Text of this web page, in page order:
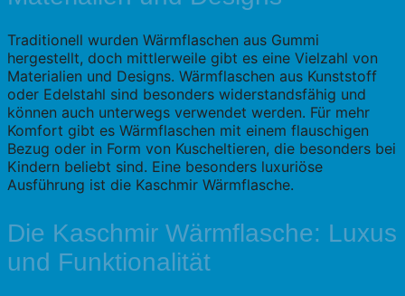
Traditionell wurden Wärmflaschen aus Gummi
hergestellt, doch mittlerweile gibt es eine Vielzahl von
Materialien und Designs. Wärmflaschen aus Kunststoff
oder Edelstahl sind besonders widerstandsfähig und
können auch unterwegs verwendet werden. Für mehr
Komfort gibt es Wärmflaschen mit einem flauschigen
Bezug oder in Form von Kuscheltieren, die besonders bei
Kindern beliebt sind. Eine besonders luxuriöse
Ausführung ist die Kaschmir Wärmflasche.
Die Kaschmir Wärmflasche: Luxus
und Funktionalität